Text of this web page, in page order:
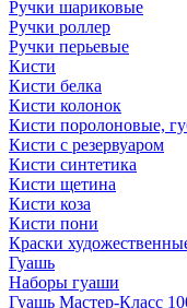
Ручки шариковые
Ручки роллер
Ручки перьевые
Кисти
Кисти белка
Кисти колонок
Кисти поролоновые,
Кисти с резервуаром
Кисти синтетика
Кисти щетина
Кисти коза
Кисти пони
Краски
Гуашь
Наборы гуаши
Гуашь Мастер-Класс